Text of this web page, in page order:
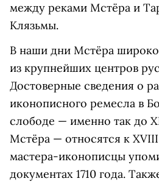
между реками Мстёра и
Клязьмы.
В наши дни Мстёра широко
из крупнейших центров
Достоверные сведения о
иконописного ремесла в
слободе — именно так до
Мстёра — относятся к
мастера-иконописцы
документах 1710 года.